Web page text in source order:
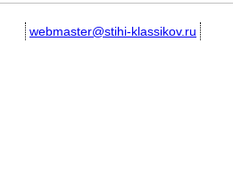
webmaster@stihi-klassikov.ru